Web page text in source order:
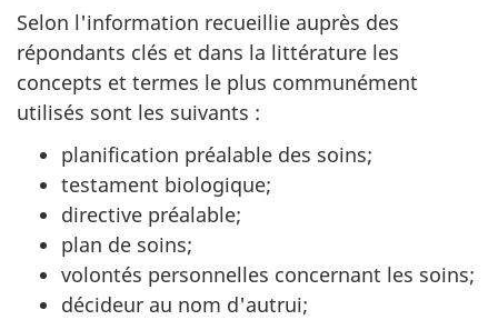
Selon l'information recueillie auprès des
répondants clés et dans la littérature les
concepts et termes le plus communément
utilisés sont les suivants :
planification préalable des soins;
testament biologique;
directive préalable;
plan de soins;
volontés personnelles concernant les soins;
décideur au nom d'autrui;